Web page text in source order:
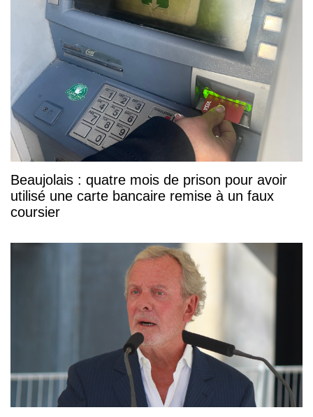
Beaujolais : quatre mois de prison pour avoir
utilisé une carte bancaire remise à un faux
coursier